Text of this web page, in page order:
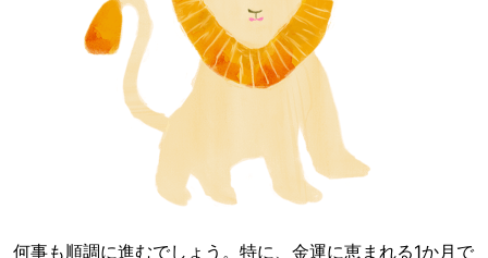
何事も順調に進むでしょう。特に、金運に恵まれる1か月で